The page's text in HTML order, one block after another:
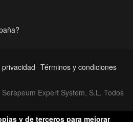
Términos y condiciones
Expert System, S.L. Todos
y de terceros para mejorar